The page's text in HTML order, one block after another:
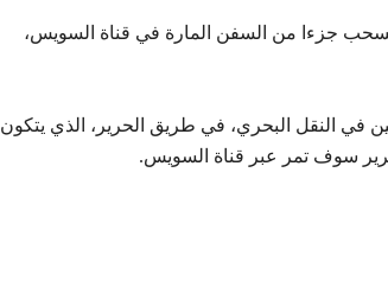
جزءا من السفن المارة في قناة السويس،
النقل البحري، في طريق الحرير، الذي يتكون
سوف تمر عبر قناة السويس.